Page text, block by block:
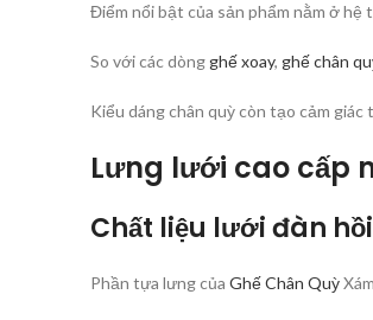
Điểm nổi bật của sản phẩm nằm ở
So với các dòng ghế xoay, ghế chân
Kiểu dáng chân quỳ còn tạo cảm
Lưng lưới cao cấp
Chất liệu lưới đàn hồi
Phần tựa lưng của Ghế Chân Quỳ